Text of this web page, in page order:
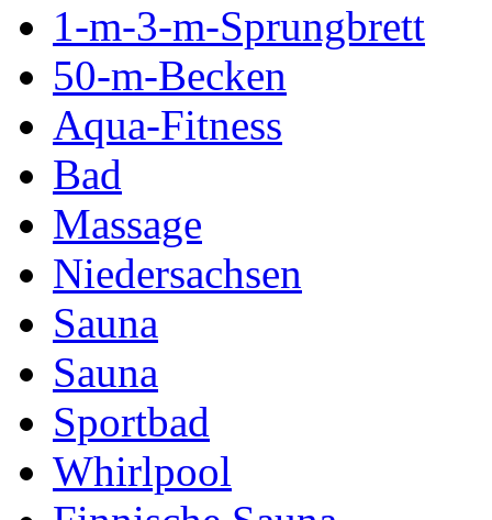
1-m-3-m-Sprungbrett
50-m-Becken
Aqua-Fitness
Bad
Massage
Niedersachsen
Sauna
Sauna
Sportbad
Whirlpool